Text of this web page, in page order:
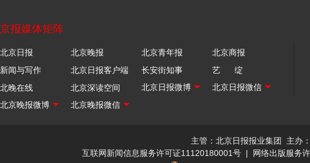
京报媒体矩阵
北京日报 北京晚报 北京青年报
北京商报
新闻与写作
北京日报客户端 长安街知事
艺 绽
北晚在线
北京深读空间
主管：北京日报报业集团 主办
互联网新闻信息服务许可证11120180001号 | 网络出版服务